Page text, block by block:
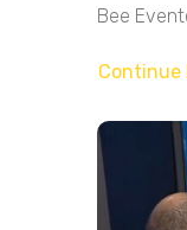
Bee
Continue